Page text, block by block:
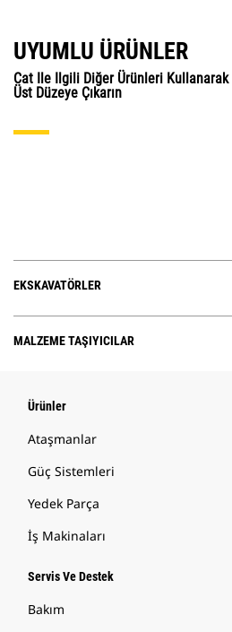
UYUMLU ÜRÜNLER
Cat Ile Ilgili Diğer Ürünleri Kullanarak
Üst Düzeye Çıkarın
EKSKAVATÖRLER
MALZEME TAŞIYICILAR
Ürünler
Ataşmanlar
Güç Sistemleri
Yedek Parça
İş Makinaları
Servis Ve Destek
Bakım